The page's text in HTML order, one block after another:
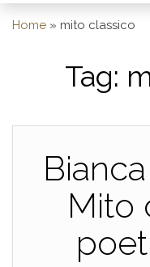
Home » mito classico
Tag:
Mito